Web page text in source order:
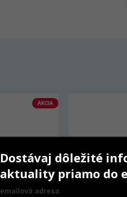
Dostávaj dôležité
aktuality priamo do
emailová adresa